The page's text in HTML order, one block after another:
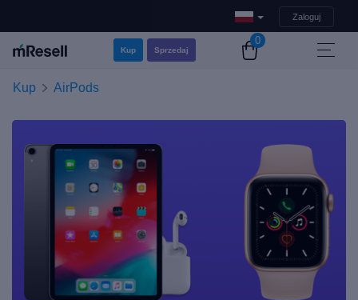
Zaloguj
Kup Sprzedaj
0
Kup AirPods